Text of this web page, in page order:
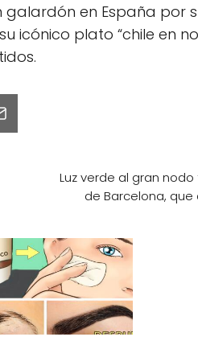
en España por
icónico plato “chile en
Luz verde al gran
de Barcelona,